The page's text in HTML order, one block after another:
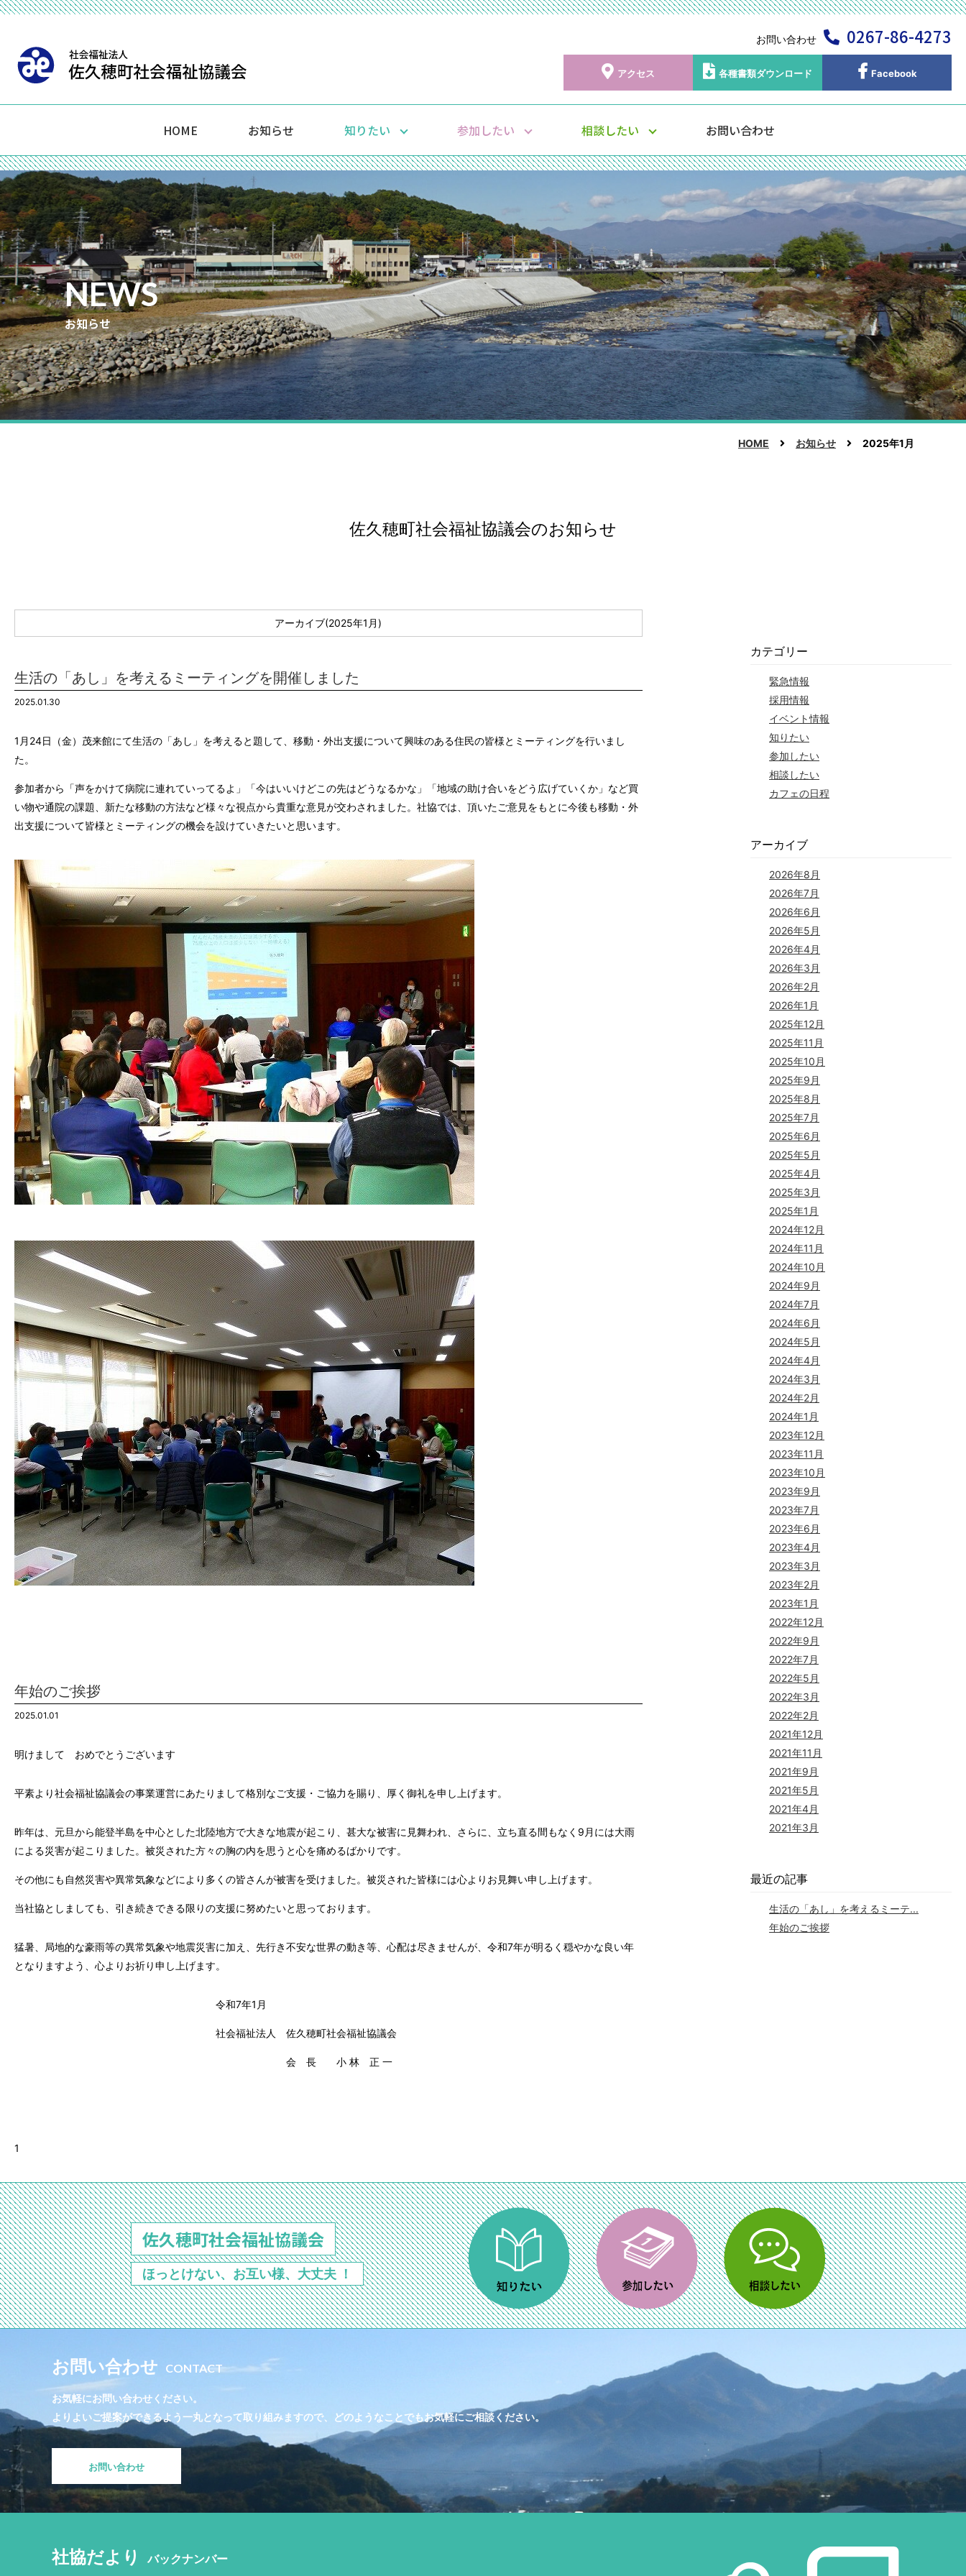
お問い合わせ 0267-86-4273
アクセス 各種書類ダウンロード Facebook
HOME お知らせ 知りたい 参加したい 相談したい お問い合わせ
NEWS
お知らせ
HOME お知らせ 2025年1月
佐久穂町社会福祉協議会のお知らせ
アーカイブ(2025年1月)
生活の「あし」を考えるミーティングを開催しました
2025.01.30
1 月 24日（金）茂来館にて生活の「あし」を考えると題して、移動・外出支援について興味のある住民の皆様とミーティングを行いまし
た。
参加者から「声をかけて病院に連れていってるよ」「今はいいけどこの先はどうなるかな」「地域の助け合いをどう広げていくか」など買
い物や通院の課題、新たな移動の方法など様々な視点から貴重な意見が交わされました。社協では、頂いたご意見をもとに今後も移動・外
出支援について皆様とミーティングの機会を設けていきたいと思います。
年始のご挨拶
2025.01.01
明けまして おめでとうございます
平素より社会福祉協議会の事業運営にあたりまして格別なご支援・ご協力を賜り、厚く御礼を申し上げます。
昨年は、元旦から能登半島を中心とした北陸地方で大きな地震が起こり、甚大な被害に見舞われ、さらに、立ち直る間もなく 9 月には大雨
による災害が起こりました。被災された方々の胸の内を思うと心を痛めるばかりです。
その他にも自然災害や異常気象などにより多くの皆さんが被害を受けました。被災された皆様には心よりお見舞い申し上げます。
当社協としましても、引き続きできる限りの支援に努めたいと思っております。
猛暑、局地的な豪雨等の異常気象や地震災害に加え、先行き不安な世界の動き等、心配は尽きませんが、令和7年が明るく穏やかな良い年
となりますよう、心よりお祈り申し上げます。
令和7年1 月
社会福祉法人 佐久穂町社会福祉協議会
会 長 小 林 正 一
1
カテゴリー
緊急情報
採用情報
イベント情報
知りたい
参加したい
相談したい
カフェの日程
アーカイブ
2026年8月
2026年7月
2026年6月
2026年5月
2026年4月
2026年3月
2026年2月
2026年1月
2025年12月
2025年11月
2025年10月
2025年9月
2025年8月
2025年7月
2025年6月
2025年5月
2025年4月
2025年3月
2025年1月
2024年12月
2024年11月
2024年10月
2024年9月
2024年7月
2024年6月
2024年5月
2024年4月
2024年3月
2024年2月
2024年1月
2023年12月
2023年11月
2023年10月
2023年9月
2023年7月
2023年6月
2023年4月
2023年3月
2023年2月
2023年1月
2022年12月
2022年9月
2022年7月
2022年5月
2022年3月
2022年2月
2021年12月
2021年11月
2021年9月
2021年5月
2021年4月
2021年3月
最近の記事
生活の「あし」を考えるミーテ...
年始のご挨拶
佐久穂町社会福祉協議会
ほっとけない、お互い様、大丈夫 ！
お問い合わせ CONTACT
お気軽にお問い合わせください。
よりよいご提案ができるよう一丸となって取り組みますので、どのようなことでもお気軽にご相談ください。
お問い合わせ
社協だより バックナンバー